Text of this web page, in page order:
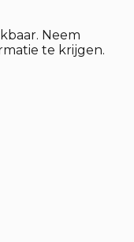
Neem
te krijgen.